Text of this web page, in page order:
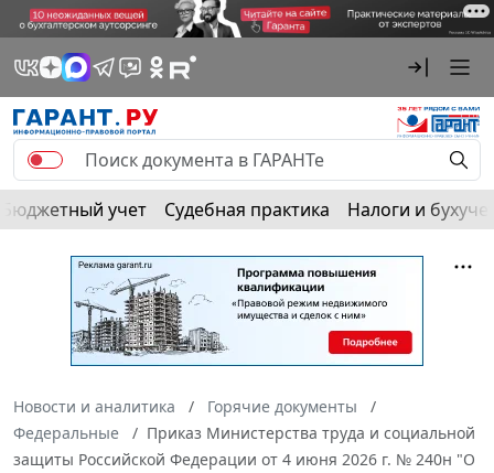
Бюджетный учет Судебная практика Налоги и
Новости и аналитика
Горячие документы
Федеральные
Приказ Министерства труда и социальной
защиты Российской Федерации от 4 июня 2026 г. № 240н "О